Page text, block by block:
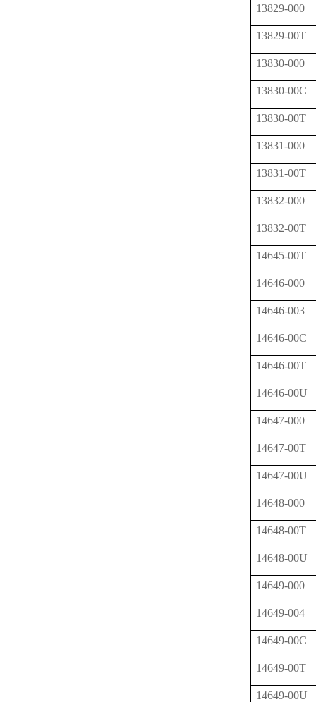
13829-000
13829-00T
13830-000
13830-00C
13830-00T
13831-000
13831-00T
13832-000
13832-00T
14645-00T
14646-000
14646-003
14646-00C
14646-00T
14646-00U
14647-000
14647-00T
14647-00U
14648-000
14648-00T
14648-00U
14649-000
14649-004
14649-00C
14649-00T
14649-00U